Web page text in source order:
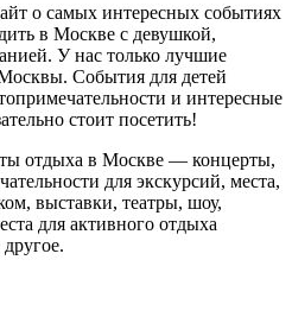
о самых интересных событиях
в Москве с девушкой,
У нас только лучшие
События для детей
и интересные
стоит посетить!
отдыха в Москве — концерты,
для экскурсий, места,
выставки, театры, шоу,
для активного отдыха